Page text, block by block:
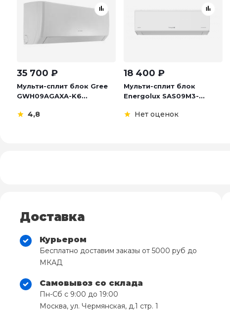
35 700 ₽
Мульти-сплит блок Gree
GWH09AGAXA-K6...
4,8
18 400 ₽
Мульти-сплит блок
Energolux SAS09M3-...
Нет оценок
Доставка
Курьером
Бесплатно доставим заказы от 5000 руб до
МКАД
Самовывоз со склада
Пн-Сб с 9:00 до 19:00
Москва, ул. Чермянская, д.1 стр. 1